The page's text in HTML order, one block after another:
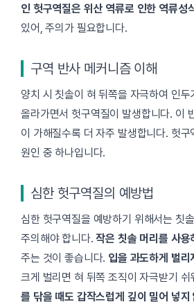
인 헛구역질은 위산 역류로 인한 역류성
있어, 주의가 필요합니다.
구역 반사 메커니즘 이해
양치 시 칫솔이 혀 뒤쪽을 자극하여 인
올라가면서 헛구역질이 발생합니다. 이
이 가해질수록 더 자주 발생합니다. 헛구
원인 중 하나입니다.
심한 헛구역질의 예방법
심한 헛구역질을 예방하기 위해서는 칫
주의해야 합니다.작은 칫솔 머리를 사용
주는 것이 좋습니다. 입을 과도하게 벌리
크게 벌리면 혀 뒤쪽 조직이 자극받기 쉬
를 닦을 때도 갑작스럽게 깊이 밀어 넣지